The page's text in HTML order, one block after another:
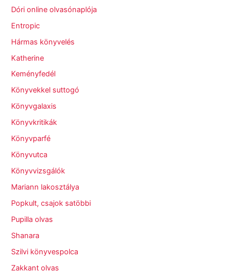
Dóri online olvasónaplója
Entropic
Hármas könyvelés
Katherine
Keményfedél
Könyvekkel suttogó
Könyvgalaxis
Könyvkritikák
Könyvparfé
Könyvutca
Könyvvizsgálók
Mariann lakosztálya
Popkult, csajok satöbbi
Pupilla olvas
Shanara
Szilvi könyvespolca
Zakkant olvas